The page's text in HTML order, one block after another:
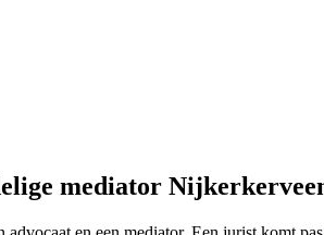
mediator